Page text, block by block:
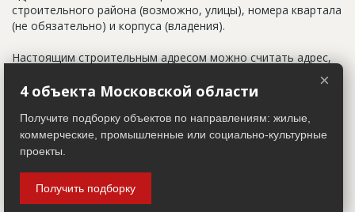
строительного района (возможно, улицы), номера квартала
(не обязательно) и корпуса (владения).
Настоящим строительным адресом можно считать адрес,
указанный в правоустанавливающих документах. Иногда
строительные организации делают свои добавления
должен присутствовать официальный строительный адрес,
а все остальное - это уточнения типа "шестикомнатная
квартира с большой кладовой", которые годятся только
Цикл строительства
×
4 объекта Московской области
Получите подборку объектов по направлениям: жилые,
коммерческие, промышленные или социально-культурные
проекты.
Получить подборку